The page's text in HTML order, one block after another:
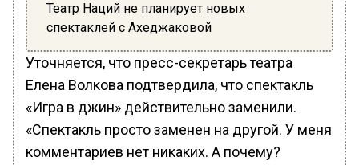
Театр Наций не планирует новых
спектаклей с Ахеджаковой
Уточняется, что пресс-секретарь театра
Елена Волкова подтвердила, что спектакль
«Игра в джин» действительно заменили.
«Спектакль просто заменен на другой. У меня
комментариев нет никаких. А почему?